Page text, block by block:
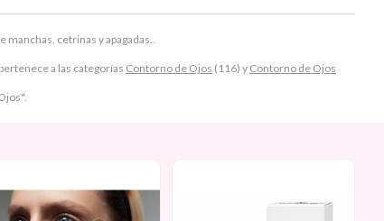
cetrinas y apagadas..
a las categorías Contorno de Ojos (116) y Contorno de Ojos